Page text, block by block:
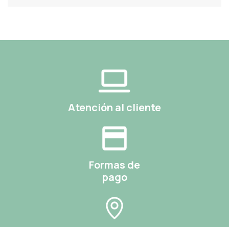
Atención al cliente
Formas de
pago